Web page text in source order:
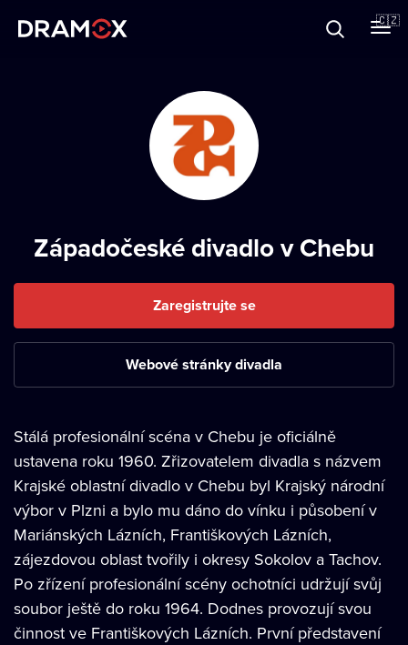
🇨🇿
Západočeské divadlo v Chebu
Zaregistrujte se
Webové stránky divadla
Stálá profesionální scéna v Chebu je oficiálně
ustavena roku 1960. Zřizovatelem divadla s názvem
Krajské oblastní divadlo v Chebu byl Krajský národní
výbor v Plzni a bylo mu dáno do vínku i působení v
Mariánských Lázních, Františkových Lázních,
zájezdovou oblast tvořily i okresy Sokolov a Tachov.
Po zřízení profesionální scény ochotníci udržují svůj
soubor ještě do roku 1964. Dodnes provozují svou
činnost ve Františkových Lázních. První představení